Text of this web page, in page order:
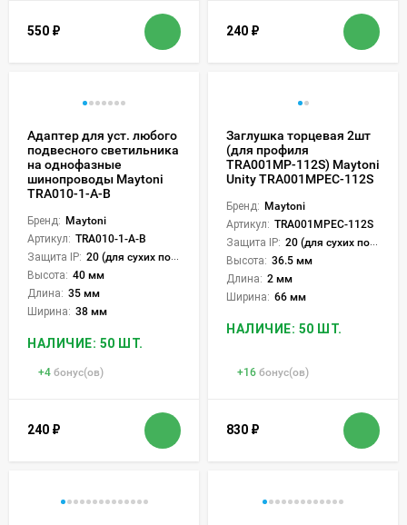
550 ₽ 240 ₽
Адаптер для уст. любого
подвесного светильника
на однофазные
шинопроводы Maytoni
TRA010-1-A-B
Бренд: Maytoni
Артикул: TRA010-1-A-B
Защита IP: 20 (для сухих пом.)
Высота: 40 мм
Длина: 35 мм
Ширина: 38 мм
НАЛИЧИЕ: 50 ШТ.
+4 бонус(ов)
240 ₽
Заглушка торцевая 2шт
(для профиля
TRA001MP-112S) Maytoni
Unity TRA001MPEC-112S
Бренд: Maytoni
Артикул: TRA001MPEC-112S
Защита IP: 20 (для сухих пом.)
Высота: 36.5 мм
Длина: 2 мм
Ширина: 66 мм
НАЛИЧИЕ: 50 ШТ.
+16 бонус(ов)
830 ₽